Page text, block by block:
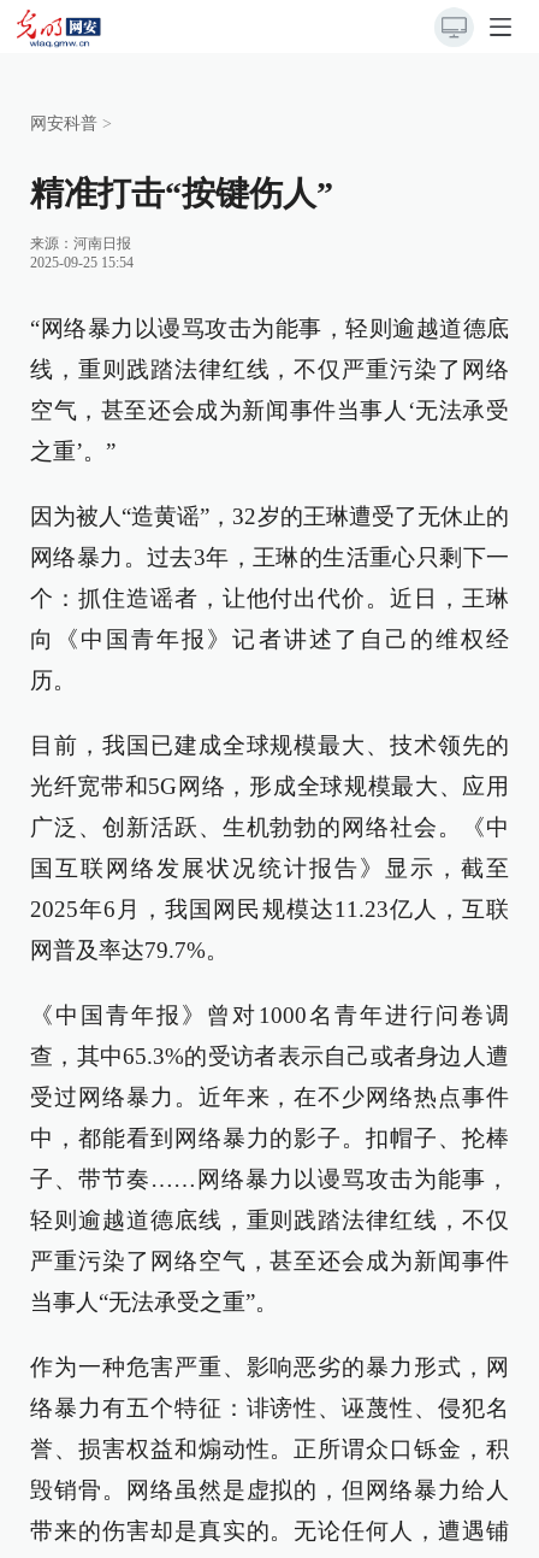
网安科普 >
精准打击“按键伤人”
来源： 河南日报
2025-09-25 15:54
“网络暴力以谩骂攻击为能事，轻则逾越道德底
线，重则践踏法律红线，不仅严重污染了网络
空气，甚至还会成为新闻事件当事人‘无法承受
之重’。”
因为被人“造黄谣”，32岁的王琳遭受了无休止的
网络暴力。过去3年，王琳的生活重心只剩下一
个：抓住造谣者，让他付出代价。近日，王琳
向《中国青年报》记者讲述了自己的维权经
历。
目前，我国已建成全球规模最大、技术领先的
光纤宽带和5G网络，形成全球规模最大、应用
广泛、创新活跃、生机勃勃的网络社会。《中
国互联网络发展状况统计报告》显示，截至
2025年6月，我国网民规模达11.23亿人，互联
网普及率达79.7%。
《中国青年报》曾对1000名青年进行问卷调
查，其中65.3%的受访者表示自己或者身边人遭
受过网络暴力。近年来，在不少网络热点事件
中，都能看到网络暴力的影子。扣帽子、抡棒
子、带节奏……网络暴力以谩骂攻击为能事，
轻则逾越道德底线，重则践踏法律红线，不仅
严重污染了网络空气，甚至还会成为新闻事件
当事人“无法承受之重”。
作为一种危害严重、影响恶劣的暴力形式，网
络暴力有五个特征：诽谤性、诬蔑性、侵犯名
誉、损害权益和煽动性。正所谓众口铄金，积
毁销骨。网络虽然是虚拟的，但网络暴力给人
带来的伤害却是真实的。无论任何人，遭遇铺